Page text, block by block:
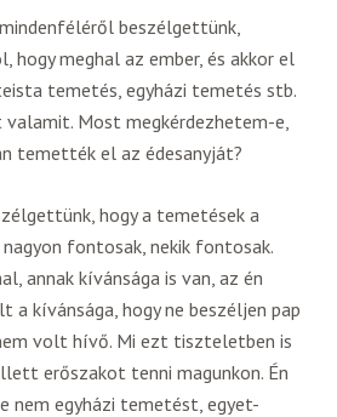
beszélgettünk,
hogy meghal az ember, és akkor el
temetés, egyházi temetés stb.
Most megkérdezhetem-e,
temették el az édesanyját?
hogy a temetések a
fontosak, nekik fontosak.
annak kívánsága is van, az én
a kívánsága, hogy ne beszéljen pap
volt hívő. Mi ezt tiszteletben is
erőszakot tenni magunkon. Én
egyházi temetést, egyet-